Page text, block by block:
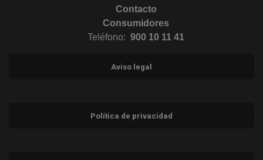
Contacto
Consumidores
Teléfono: 900 10 11 41
Aviso legal
Política de privacidad